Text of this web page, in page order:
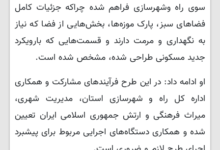
سوی راه وشهرسازی فراهم شده چراکه جزئیات کامل
فضاهای سبز، پارک موزه‌ها، بخش‌هایی از فضا که نیاز
به نگهداری و مرمت دارند و قسمت‌هایی که بارویکرد
جدید مسکونی طراحی شده‌، مشخص شده است.
او ادامه داد: در این طرح فرآیندهای مشارکت و همکاری
اداره کل راه و شهرسازی استان، مدیریت شهری،
میراث فرهنگی و ارتش جمهوری اسلامی ایران تعیین
شده و همکاری دستگاه‌های اجرایی مربوط برای پیشبرد